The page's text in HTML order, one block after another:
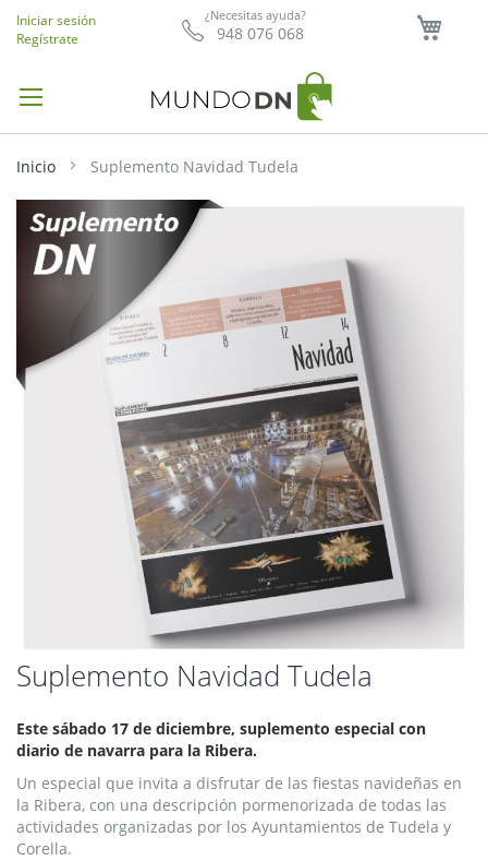
¿Necesitas ayuda?
948 076 068
Iniciar sesión
Regístrate
Inicio Suplemento Navidad Tudela
Suplemento Navidad Tudela
Este sábado 17 de diciembre, suplemento especial con
diario de navarra para la Ribera.
Un especial que invita a disfrutar de las fiestas navideñas en
la Ribera, con una descripción pormenorizada de todas las
actividades organizadas por los Ayuntamientos de Tudela y
Corella.
Saltar
final
de
imágenes
Saltar
al
de
la
galería
de
imágenes